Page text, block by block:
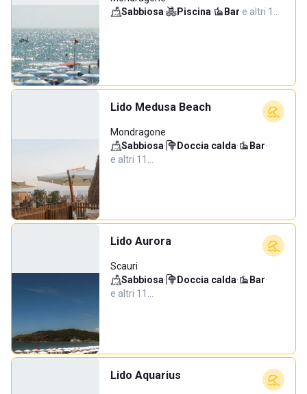
Sabbiosa· Piscina· Bar·e altri 1…
Lido Medusa Beach
Mondragone
Sabbiosa· Doccia calda· Bar·
e altri 11…
Lido Aurora
Scauri
Sabbiosa· Doccia calda· Bar·
e altri 11…
Lido Aquarius